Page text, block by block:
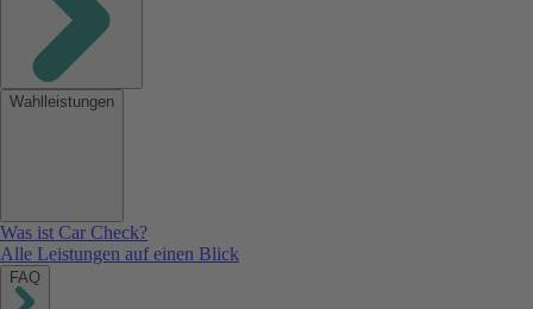
Wahlleistungen
Was ist Car Check?
Alle Leistungen auf einen Blick
FAQ